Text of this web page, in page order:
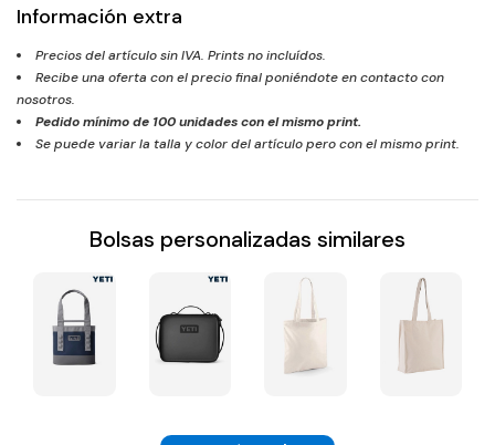
Información extra
Precios del artículo sin IVA. Prints no incluídos.
Recibe una oferta con el precio final poniéndote en contacto con
nosotros.
Pedido mínimo de 100unidades con el mismo print.
Se puede variar la talla y color del artículo pero con el mismo print.
Bolsas personalizadas similares